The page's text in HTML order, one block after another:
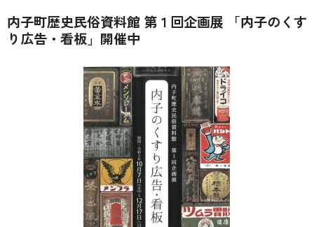
内子町歴史民俗資料館 第１回企画展 「内子のくす
り広告・看板」開催中